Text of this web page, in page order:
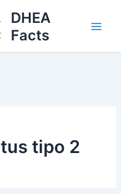
DHEA
Facts
tipo 2